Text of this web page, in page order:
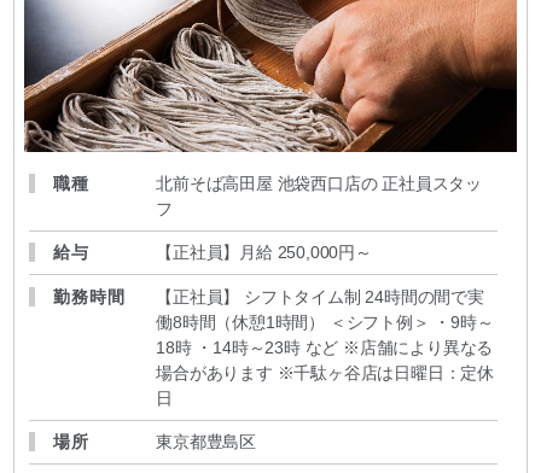
職種
北前そば高田屋 池袋西口店の 正社員スタッ
フ
給与 【正社員】月給 250,000円～
勤務時間
【正社員】 シフトタイム制 24時間の間で実
働8時間（休憩1時間） ＜シフト例＞ ・9時～
18時 ・14時～23時 など ※店舗により異なる
場合があります ※千駄ヶ谷店は日曜日：定休
日
場所 東京都豊島区